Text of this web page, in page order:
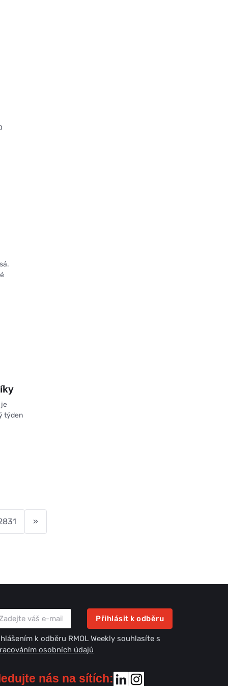
týden
»
Přihlásit k odběru
k odběru RMOL Weekly souhlasíte s
osobních údajů
nás na sítích: